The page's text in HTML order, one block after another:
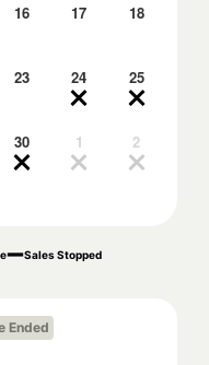
16 17 18
23 24 25
30 1 2
Sales Stopped
Ended